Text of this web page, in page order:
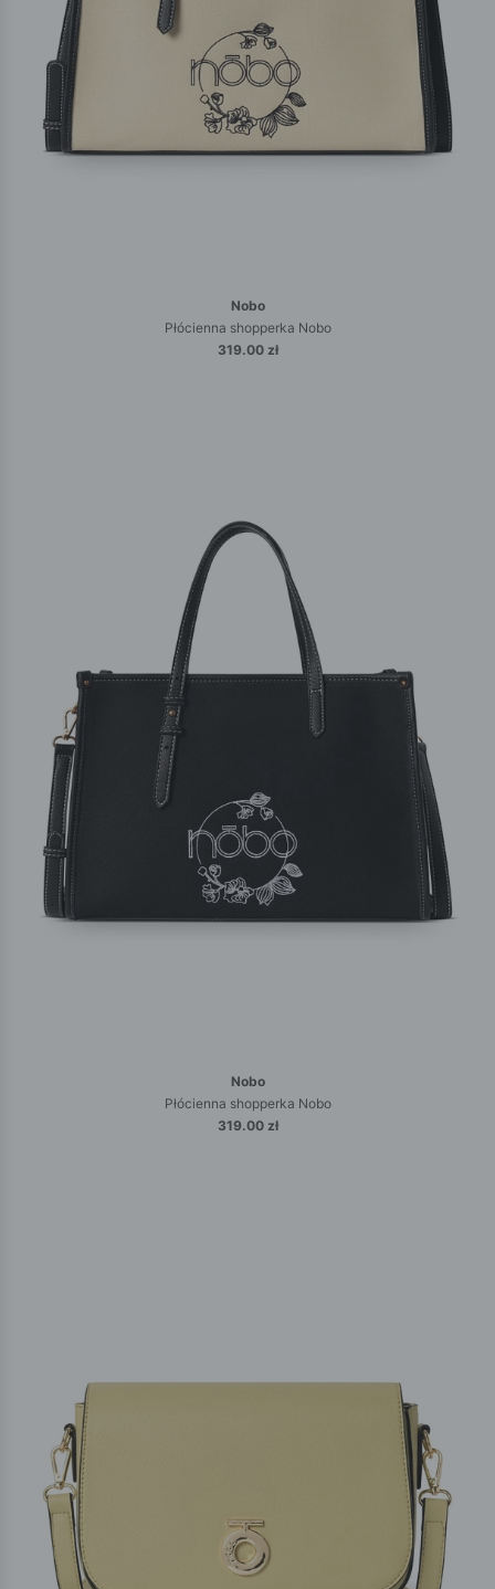
Nobo
Płócienna shopperka Nobo
319.00 zł
Nobo
Płócienna shopperka Nobo
319.00 zł